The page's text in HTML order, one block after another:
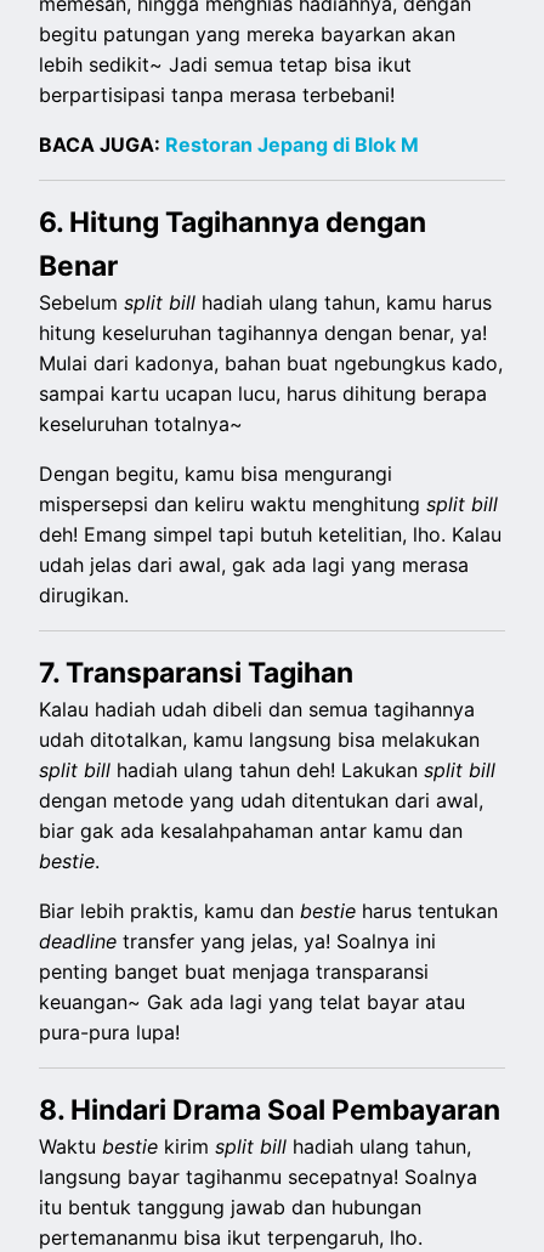
begitu patungan yang mereka bayarkan akan
lebih sedikit~ Jadi semua tetap bisa ikut
berpartisipasi tanpa merasa terbebani!
BACA JUGA: Restoran Jepang di Blok M
6. Hitung Tagihannya dengan
Benar
Sebelumsplit bill hadiah ulang tahun, kamu harus
hitung keseluruhan tagihannya dengan benar, ya!
Mulai dari kadonya, bahan buat ngebungkus kado,
sampai kartu ucapan lucu, harus dihitung berapa
keseluruhan totalnya~
Dengan begitu, kamu bisa mengurangi
mispersepsi dan keliru waktu menghitungsplit bill
deh! Emang simpel tapi butuh ketelitian, lho. Kalau
udah jelas dari awal, gak ada lagi yang merasa
dirugikan.
7. Transparansi Tagihan
Kalau hadiah udah dibeli dan semua tagihannya
udah ditotalkan, kamu langsung bisa melakukan
split bill hadiah ulang tahun deh! Lakukansplit bill
dengan metode yang udah ditentukan dari awal,
biar gak ada kesalahpahaman antar kamu dan
bestie.
Biar lebih praktis, kamu danbestie harus tentukan
deadline transfer yang jelas, ya! Soalnya ini
penting banget buat menjaga transparansi
keuangan~ Gak ada lagi yang telat bayar atau
pura-pura lupa!
8.⁠ ⁠Hindari Drama Soal Pembayaran
Waktubestie kirimsplit bill hadiah ulang tahun,
langsung bayar tagihanmu secepatnya! Soalnya
itu bentuk tanggung jawab dan hubungan
pertemananmu bisa ikut terpengaruh, lho.